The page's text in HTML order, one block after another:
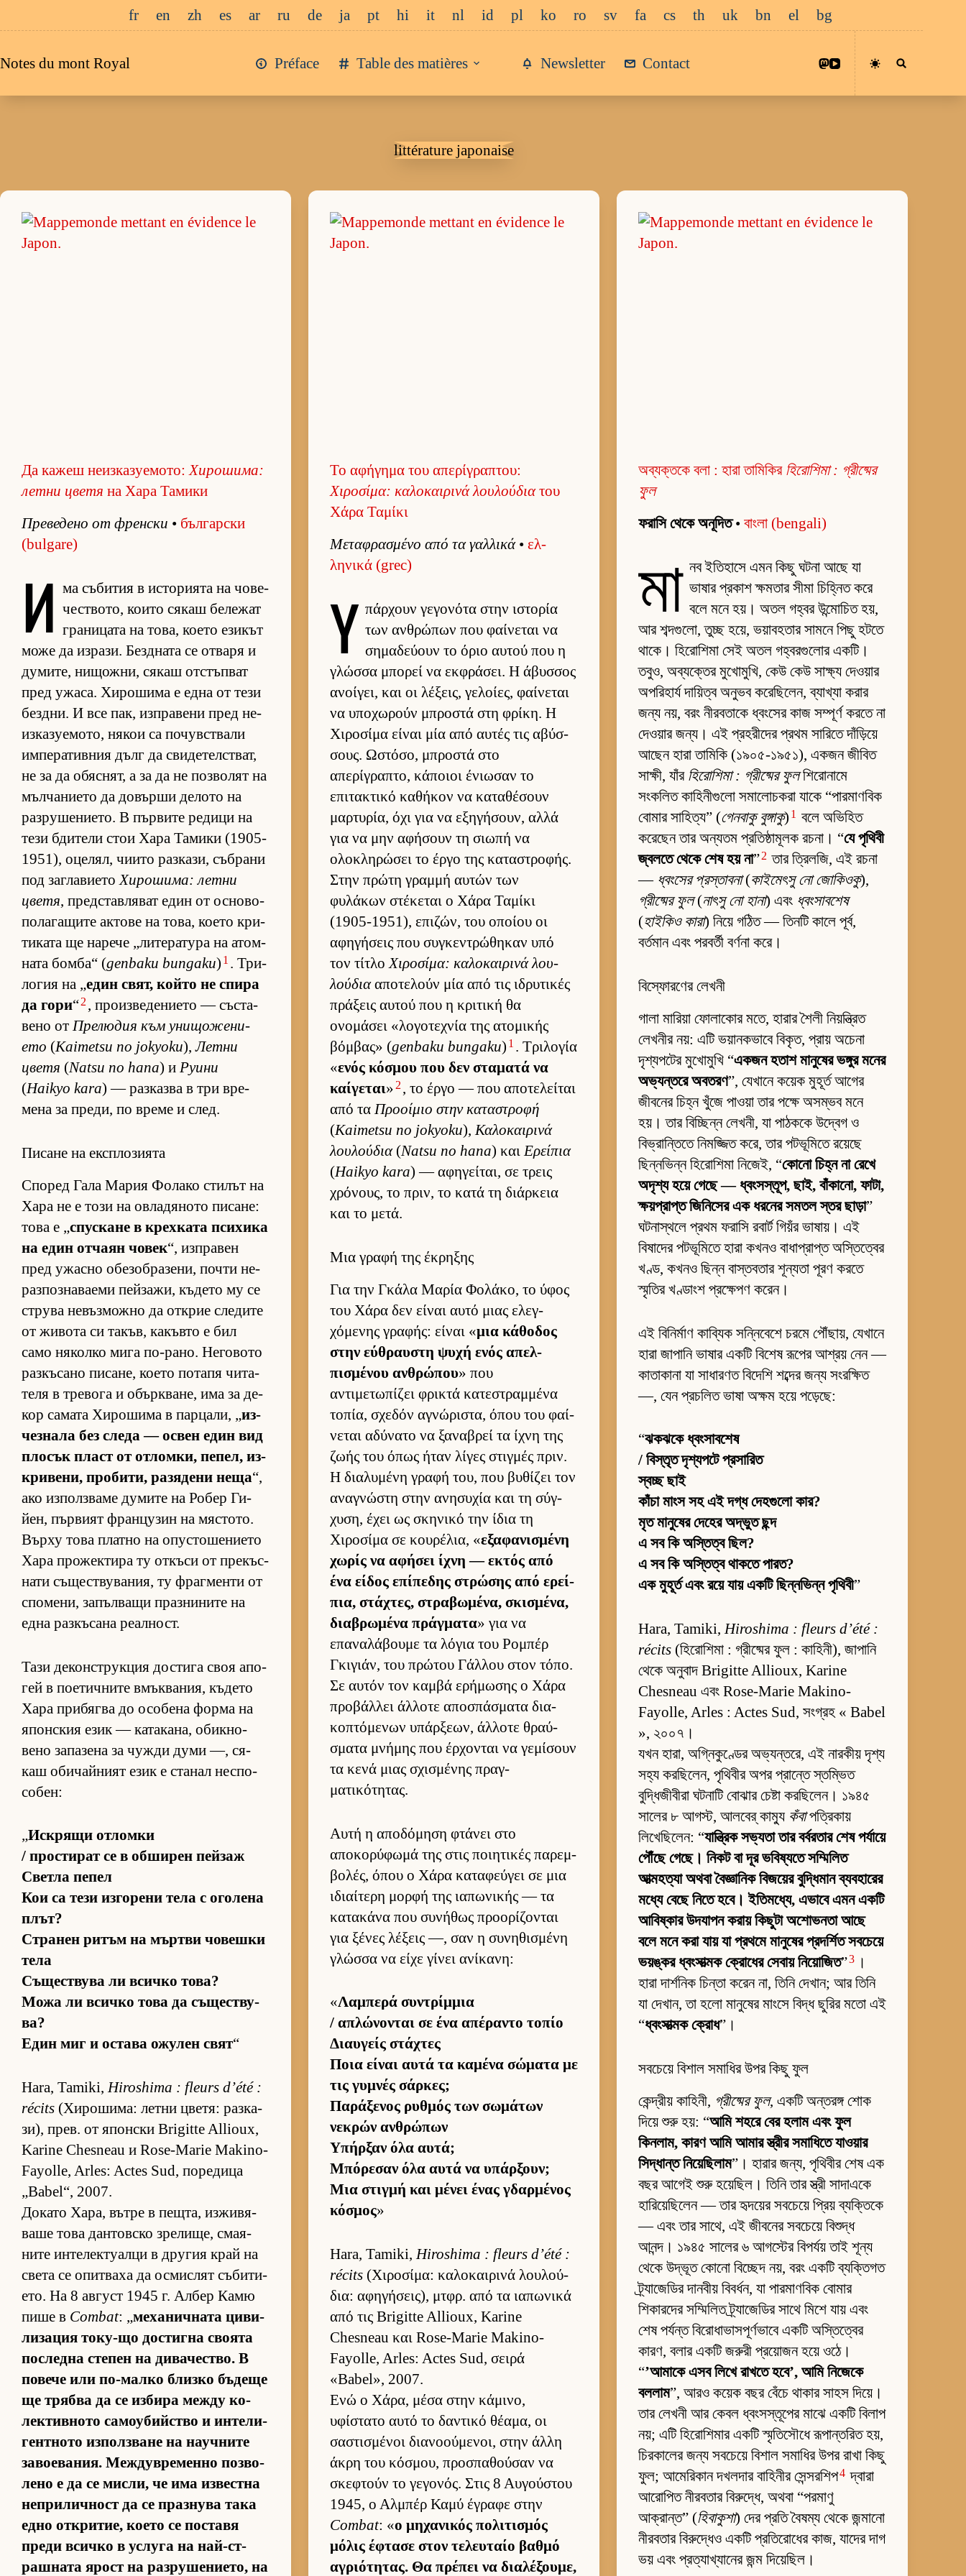
au
fr en zh es ar ru de ja pt hi it nl id pl ko ro sv fa cs th uk bn el bg
Notes du mont Royal Préface Table des matières Newsletter Contact
littérature japonaise
Да кажеш неизказуемото:Хи­ро­ши­ма:
летни цветя на Хара Тамики
Пре­ве­дено от френ­ски • бъл­гар­ски
(bulgare)
И ма съ­би­тия в ис­то­ри­ята на чо­ве­
чес­т­во­то, ко­ито ся­каш бе­ле­жат
гра­ни­цата на то­ва, ко­ето ези­кът
може да из­ра­зи. Без­д­ната се от­варя и
ду­ми­те, ни­щож­ни, ся­каш от­с­тъп­ват
пред ужа­са. Хи­ро­шима е една от тези
без­д­ни. И все пак, из­п­ра­вени пред не­
из­ка­зу­е­мо­то, ня­кои са по­чув­с­т­вали
им­пе­ра­тив­ния дълг да сви­де­тел­с­т­ват,
не за да обяс­нят, а за да не поз­во­лят на
мъл­ча­ни­ето да до­върши де­лото на
раз­ру­ше­ни­е­то. В пър­вите ре­дици на
тези бди­тели стои Хара Та­мики (1905-
1951), оце­лял, чи­ито раз­ка­зи, съб­рани
под заг­ла­ви­етоХи­ро­ши­ма: летни
цветя, пред­с­тав­ля­ват един от ос­но­во­
по­ла­га­щите ак­тове на то­ва, ко­ето кри­
ти­ката ще на­рече „ли­те­ра­тура на атом­
ната бом­ба“ (genbaku bungaku) 1 . Три­
ло­гия на „един свят, който не спира
да гори“2 , про­из­ве­де­ни­ето — със­та­
вено от Пре­лю­дия към уни­що­же­ни­
ето (Kaimetsu no jokyoku),Летни
цветя (Natsu no hana) и Руини
(Haikyo kara) — раз­казва в три вре­
мена за пре­ди, по време и след.
Писане на експлозията
Спо­ред Гала Ма­рия Фо­лако сти­лът на
Хара не е този на ов­ла­дя­ното пи­са­не:
това е „спус­кане в крех­ката пси­хика
на един от­чаян чо­век“, из­п­ра­вен
пред ужасно обе­зоб­ра­зе­ни, почти не­
раз­поз­на­ва­еми пей­за­жи, къ­дето му се
струва не­въз­можно да от­к­рие сле­дите
от жи­вота си та­къв, ка­къвто е бил
само ня­колко мига по-ра­но. Не­го­вото
раз­къ­сано пи­са­не, ко­ето по­тапя чи­та­
теля в тре­вога и обър­к­ва­не, има за де­
кор са­мата Хи­ро­шима в пар­ца­ли, „из­
чез­нала без следа — ос­вен един вид
пло­сък пласт от от­лом­ки, пе­пел, из­
к­ри­ве­ни, про­би­ти, ра­зя­дени неща“,
ако из­пол­з­ваме ду­мите на Ро­бер Ги­
йен, пър­вият фран­цу­зин на мяс­то­то.
Върху това платно на опус­то­ше­ни­ето
Хара про­жек­тира ту от­къси от пре­къс­
нати съ­щес­т­ву­ва­ния, ту фраг­менти от
спо­ме­ни, за­пъл­ващи праз­ни­ните на
една раз­къ­сана ре­ал­ност.
Тази де­кон­с­т­рук­ция дос­тига своя апо­
гей в по­е­тич­ните вмък­ва­ния, къ­дето
Хара при­бягва до осо­бена форма на
япон­с­кия език — ка­та­ка­на, обик­но­
вено за­па­зена за чужди думи —, ся­
каш оби­чай­ният език е ста­нал нес­по­
со­бен:
„Ис­к­рящи от­ломки
/ прос­ти­рат се в об­ши­рен пей­заж
Светла пе­пел
Кои са тези из­го­рени тела с ого­лена
плът?
Стра­нен ри­тъм на мър­тви чо­вешки
тела
Съ­щес­т­вува ли всичко то­ва?
Можа ли всичко това да съ­щес­т­ву­
ва?
Един миг и ос­тава ожу­лен свят“
Hara, Tamiki,Hiroshima : fleurs d’été :
récits (Хи­ро­ши­ма: летни цве­тя: раз­ка­
зи), прев. от япон­ски Brigitte Allioux,
Karine Chesneau и Rose-Marie Makino-
Fayolle, Arles: Actes Sud, по­ре­дица
„Babel“, 2007.
До­като Ха­ра, вътре в пещ­та, из­жи­вя­
ваше това дан­тов­ско зре­ли­ще, сма­я­
ните ин­те­лек­ту­алци в дру­гия край на
света се опит­ваха да ос­мис­лят съ­би­ти­
е­то. На 8 ав­густ 1945 г. Ал­бер Камю
пише в Combat: „ме­ха­нич­ната ци­ви­
ли­за­ция то­ку-що дос­тигна сво­ята
пос­ледна сте­пен на ди­ва­чес­т­во. В
по­вече или по-малко близко бъ­деще
ще трябва да се из­бира между ко­
лек­тив­ното са­мо­у­бийс­тво и ин­те­ли­
ген­т­ното из­пол­з­ване на на­уч­ните
за­во­е­ва­ния. Меж­дув­ре­менно поз­во­
лено е да се мис­ли, че има из­вес­тна
неп­ри­лич­ност да се праз­нува така
едно от­к­ри­тие, ко­ето се пос­тавя
преди всичко в ус­луга на най-ст­
раш­ната ярост на раз­ру­ше­ни­е­то, на
Το αφήγημα του απερίγραπτου:
Χιροσίμα: καλοκαι­ρινά λου­λού­διατου
Χάρα Ταμίκι
Μεταφρασμένο από τα γαλ­λικά•ελ­
ληνικά (grec)
Υ πάρ­χουν γεγονότα στην ιστορία
των αν­θρώπων που φαί­νεται να
σημαδεύ­ουν το όριο αυ­τού που η
γλώσσα μπορεί να εκ­φράσει. Η άβυσ­σος
ανοί­γει, και οι λέξεις, γελοί­ες, φαί­νεται
να υποχωρούν μπροστά στη φρίκη. Η
Χιροσίμα εί­ναι μία από αυ­τές τις αβύσ­
σους. Ωστόσο, μπροστά στο
απερίγραπτο, κάποιοι ένιω­σαν το
επιτακτικό καθήκον να καταθέσουν
μαρ­τυρία, όχι για να εξηγήσουν, αλλά
για να μην αφήσουν τη σιωπή να
ολοκληρώσει το έργο της καταστροφής.
Στην πρώτη γραμμή αυ­τών των
φυλάκων στέκεται ο Χάρα Ταμίκι
(1905-1951), επιζών, του οποίου οι
αφηγήσεις που συγκεντρώθηκαν υπό
τον τίτλοΧιροσίμα: καλοκαι­ρινά λου­
λού­διααποτελούν μία από τις ιδρυτικές
πράξεις αυ­τού που η κριτική θα
ονομάσει «λογοτεχνία της ατομικής
βόμ­βας» (genbaku bungaku) 1 . Τριλογία
«ενός κόσμου που δεν σταματά να
καί­γεται» 2 , το έργο — που αποτελεί­ται
από ταΠροοί­μιο στην καταστροφή
(Kaimetsu no jokyoku),Καλοκαι­ρινά
λου­λού­δια(Natsu no hana) καιΕρείπια
(Haikyo kara) — αφηγεί­ται, σε τρεις
χρόνους, το πριν, το κατά τη διάρ­κεια
και το μετά.
Μια γραφή της έκρηξης
Για την Γκάλα Μαρία Φολάκο, το ύφος
του Χάρα δεν εί­ναι αυτό μιας ελεγ­
χόμενης γραφής: εί­ναι «μια κάθοδος
στην εύ­θραυ­στη ψυχή ενός απελ­
πισμένου αν­θρώπου» που
αντιμετωπίζει φρικτά κατεστραμ­μένα
τοπία, σχεδόν αγνώριστα, όπου του φαί­
νεται αδύνατο να ξαναβρεί τα ίχνη της
ζωής του όπως ήταν λίγες στιγ­μές πριν.
Η δια­λυμένη γραφή του, που βυθίζει τον
αναγνώστη στην ανησυχία και τη σύγ­
χυση, έχει ως σκηνικό την ίδια τη
Χιροσίμα σε κου­ρέλια, «εξαφανισμένη
χωρίς να αφήσει ίχνη — εκτός από
ένα εί­δος επίπεδης στρώσης από ερεί­
πια, στάχτες, στραβωμένα, σκισμένα,
δια­βρωμένα πράγ­ματα» για να
επαναλάβουμε τα λόγια του Ρομπέρ
Γκιγιάν, του πρώτου Γάλ­λου στον τόπο.
Σε αυ­τόν τον καμβά ερήμωσης ο Χάρα
προβάλ­λει άλ­λοτε αποσπάσματα δια­
κοπτόμενων υπάρ­ξεων, άλ­λοτε θραύ­
σματα μνήμης που έρ­χονται να γεμίσουν
τα κενά μιας σχισμένης πραγ­
ματικότητας.
Αυτή η αποδόμηση φτάνει στο
αποκορύφωμά της στις ποι­ητικές παρεμ­
βολές, όπου ο Χάρα καταφεύ­γει σε μια
ιδιαί­τερη μορφή της ια­πωνικής — τα
κατακάνα που συνήθως προορίζονται
για ξένες λέξεις —, σαν η συνηθισμένη
γλώσσα να είχε γίνει ανίκανη:
«Λαμπερά συντρίμ­μια
/ απλώνονται σε ένα απέραντο τοπίο
Διαυ­γείς στάχτες
Ποια εί­ναι αυτά τα καμένα σώματα με
τις γυμνές σάρ­κες;
Παράξενος ρυθ­μός των σωμάτων
νεκρών αν­θρώπων
Υπήρ­ξαν όλα αυ­τά;
Μπόρεσαν όλα αυτά να υπάρ­ξουν;
Μια στιγμή και μένει ένας γδαρ­μένος
κόσμος»
Hara, Tamiki,Hiroshima : fleurs d’été :
récits (Χιροσίμα: καλοκαι­ρινά λου­λού­
δια: αφηγήσει­ς), μτ­φρ. από τα ια­πωνικά
από τις Brigitte Allioux, Karine
Chesneau και Rose-Marie Makino-
Fayolle, Arles: Actes Sud, σειρά
«Babel», 2007.
Ενώ ο Χάρα, μέσα στην κάμινο,
υφίστατο αυτό το δαντικό θέαμα, οι
σαστισμένοι δια­νοού­μενοι, στην άλλη
άκρη του κόσμου, προσπαθού­σαν να
σκεφτούν το γεγονός. Στις 8 Αυ­γού­στου
1945, ο Αλ­μπέρ Καμύ έγραφε στην
Combat: «ο μηχανικός πολιτισμός
μόλις έφτασε στον τελευ­ταίο βαθμό
αγριότητας. Θα πρέπει να δια­λέξου­με,
অব্যক্তকে বলা : হারা তামিকির হিরোশিমা : গ্রীষ্মের
ফুল
ফরাসি থেকে অনূদিত•বাংলা (bengali)
মা নব ইতিহাসে এমন কিছু ঘটনা আছে যা
ভাষার প্রকাশ ক্ষমতার সীমা চিহ্নিত করে
বলে মনে হয়। অতল গহ্বর উন্মোচিত হয়,
আর শব্দগুলো, তুচ্ছ হয়ে, ভয়াবহতার সামনে পিছু হটতে
থাকে। হিরোশিমা সেই অতল গহ্বরগুলোর একটি।
তবুও, অব্যক্তের মুখোমুখি, কেউ কেউ সাক্ষ্য দেওয়ার
অপরিহার্য দায়িত্ব অনুভব করেছিলেন, ব্যাখ্যা করার
জন্য নয়, বরং নীরবতাকে ধ্বংসের কাজ সম্পূর্ণ করতে না
দেওয়ার জন্য। এই প্রহরীদের প্রথম সারিতে দাঁড়িয়ে
আছেন হারা তামিকি (১৯০৫-১৯৫১), একজন জীবিত
সাক্ষী, যাঁর হিরোশিমা : গ্রীষ্মের ফুলশিরোনামে
সংকলিত কাহিনীগুলো সমালোচকরা যাকে “পারমাণবিক
বোমার সাহিত্য” (গেনবাকু বুঙ্গাকু) 1 বলে অভিহিত
করেছেন তার অন্যতম প্রতিষ্ঠামূলক রচনা। “যে পৃথিবী
জ্বলতে থেকে শেষ হয় না”2 তার ত্রিলজি, এই রচনা
— ধ্বংসের প্রস্তাবনা(কাইমেৎসু নো জোকিওকু),
গ্রীষ্মের ফুল(নাৎসু নো হানা) এবং ধ্বংসাবশেষ
(হাইকিও কারা) নিয়ে গঠিত — তিনটি কালে পূর্ব,
বর্তমান এবং পরবর্তী বর্ণনা করে।
বিস্ফোরণের লেখনী
গালা মারিয়া ফোলাকোর মতে, হারার শৈলী নিয়ন্ত্রিত
লেখনীর নয়: এটি ভয়ানকভাবে বিকৃত, প্রায় অচেনা
দৃশ্যপটের মুখোমুখি “একজন হতাশ মানুষের ভঙ্গুর মনের
অভ্যন্তরে অবতরণ”, যেখানে কয়েক মুহূর্ত আগের
জীবনের চিহ্ন খুঁজে পাওয়া তার পক্ষে অসম্ভব মনে
হয়। তার বিচ্ছিন্ন লেখনী, যা পাঠককে উদ্বেগ ও
বিভ্রান্তিতে নিমজ্জিত করে, তার পটভূমিতে রয়েছে
ছিন্নভিন্ন হিরোশিমা নিজেই, “কোনো চিহ্ন না রেখে
অদৃশ্য হয়ে গেছে — ধ্বংসস্তূপ, ছাই, বাঁকানো, ফাটা,
ক্ষয়প্রাপ্ত জিনিসের এক ধরনের সমতল স্তর ছাড়া”
ঘটনাস্থলে প্রথম ফরাসি রবার্ট গিয়ঁর ভাষায়। এই
বিষাদের পটভূমিতে হারা কখনও বাধাপ্রাপ্ত অস্তিত্বের
খণ্ড, কখনও ছিন্ন বাস্তবতার শূন্যতা পূরণ করতে
স্মৃতির খণ্ডাংশ প্রক্ষেপণ করেন।
এই বিনির্মাণ কাব্যিক সন্নিবেশে চরমে পৌঁছায়, যেখানে
হারা জাপানি ভাষার একটি বিশেষ রূপের আশ্রয় নেন —
কাতাকানা যা সাধারণত বিদেশি শব্দের জন্য সংরক্ষিত
—, যেন প্রচলিত ভাষা অক্ষম হয়ে পড়েছে:
“ঝকঝকে ধ্বংসাবশেষ
/ বিস্তৃত দৃশ্যপটে প্রসারিত
স্বচ্ছ ছাই
কাঁচা মাংস সহ এই দগ্ধ দেহগুলো কার?
মৃত মানুষের দেহের অদ্ভুত ছন্দ
এ সব কি অস্তিত্ব ছিল?
এ সব কি অস্তিত্ব থাকতে পারত?
এক মুহূর্ত এবং রয়ে যায় একটি ছিন্নভিন্ন পৃথিবী”
Hara, Tamiki,Hiroshima : fleurs d’été :
récits (হিরোশিমা : গ্রীষ্মের ফুল : কাহিনী), জাপানি
থেকে অনুবাদ Brigitte Allioux, Karine
Chesneau এবং Rose-Marie Makino-
Fayolle, Arles : Actes Sud, সংগ্রহ « Babel
», ২০০৭।
যখন হারা, অগ্নিকুণ্ডের অভ্যন্তরে, এই নারকীয় দৃশ্য
সহ্য করছিলেন, পৃথিবীর অপর প্রান্তে স্তম্ভিত
বুদ্ধিজীবীরা ঘটনাটি বোঝার চেষ্টা করছিলেন। ১৯৪৫
সালের ৮ আগস্ট, আলবের্ কাম্যু কঁবাপত্রিকায়
লিখেছিলেন: “যান্ত্রিক সভ্যতা তার বর্বরতার শেষ পর্যায়ে
পৌঁছে গেছে। নিকট বা দূর ভবিষ্যতে সম্মিলিত
আত্মহত্যা অথবা বৈজ্ঞানিক বিজয়ের বুদ্ধিমান ব্যবহারের
মধ্যে বেছে নিতে হবে। ইতিমধ্যে, এভাবে এমন একটি
আবিষ্কার উদযাপন করায় কিছুটা অশোভনতা আছে
বলে মনে করা যায় যা প্রথমে মানুষের প্রদর্শিত সবচেয়ে
ভয়ঙ্কর ধ্বংসাত্মক ক্রোধের সেবায় নিয়োজিত”3 ।
হারা দার্শনিক চিন্তা করেন না, তিনি দেখান; আর তিনি
যা দেখান, তা হলো মানুষের মাংসে বিদ্ধ ছুরির মতো এই
“ধ্বংসাত্মক ক্রোধ”।
সবচেয়ে বিশাল সমাধির উপর কিছু ফুল
কেন্দ্রীয় কাহিনী, গ্রীষ্মের ফুল, একটি অন্তরঙ্গ শোক
দিয়ে শুরু হয়: “আমি শহরে বের হলাম এবং ফুল
কিনলাম, কারণ আমি আমার স্ত্রীর সমাধিতে যাওয়ার
সিদ্ধান্ত নিয়েছিলাম”। হারার জন্য, পৃথিবীর শেষ এক
বছর আগেই শুরু হয়েছিল। তিনি তার স্ত্রী সাদাএকে
হারিয়েছিলেন — তার হৃদয়ের সবচেয়ে প্রিয় ব্যক্তিকে
— এবং তার সাথে, এই জীবনের সবচেয়ে বিশুদ্ধ
আনন্দ। ১৯৪৫ সালের ৬ আগস্টের বিপর্যয় তাই শূন্য
থেকে উদ্ভূত কোনো বিচ্ছেদ নয়, বরং একটি ব্যক্তিগত
ট্র্যাজেডির দানবীয় বিবর্ধন, যা পারমাণবিক বোমার
শিকারদের সম্মিলিত ট্র্যাজেডির সাথে মিশে যায় এবং
শেষ পর্যন্ত বিরোধাভাসপূর্ণভাবে একটি অস্তিত্বের
কারণ, বলার একটি জরুরী প্রয়োজন হয়ে ওঠে।
“’আমাকে এসব লিখে রাখতে হবে’, আমি নিজেকে
বললাম”, আরও কয়েক বছর বেঁচে থাকার সাহস দিয়ে।
তার লেখনী আর কেবল ধ্বংসস্তূপের মাঝে একটি বিলাপ
নয়; এটি হিরোশিমার একটি স্মৃতিসৌধে রূপান্তরিত হয়,
চিরকালের জন্য সবচেয়ে বিশাল সমাধির উপর রাখা কিছু
ফুল; আমেরিকান দখলদার বাহিনীর সেন্সরশিপ4 দ্বারা
আরোপিত নীরবতার বিরুদ্ধে, অথবা “পরমাণু
আক্রান্ত” (হিবাকুশা) দের প্রতি বৈষম্য থেকে জন্মানো
নীরবতার বিরুদ্ধেও একটি প্রতিরোধের কাজ, যাদের দাগ
ভয় এবং প্রত্যাখ্যানের জন্ম দিয়েছিল।